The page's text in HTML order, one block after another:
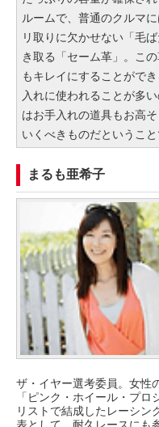
ルームで、普通のクルマ
リ取りに欠かせない「毛
き取る「セーム革」。こ
もキレイにすることがで
入れに使われることが多
はお手入れの道具もお高
いくべきものだというこ
まるも亜希子
ザ・イヤー選考委員。女性
「ピンク・ホイール・プ
リストで結成したレーシン